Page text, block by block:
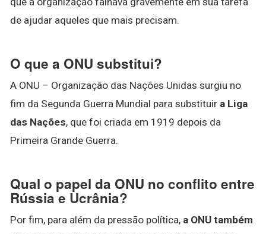
de ajudar aqueles que mais precisam.
O que a ONU substitui?
A ONU – Organização das Nações Unidas surgiu no
fim da Segunda Guerra Mundial para substituir a Liga
das Nações, que foi criada em 1919 depois da
Primeira Grande Guerra.
Qual o papel da ONU no conflito entre
Rússia e Ucrânia?
Por fim, para além da pressão política, a ONU também